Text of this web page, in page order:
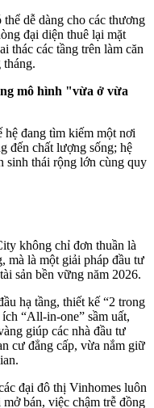
dễ dàng cho các thương
đại diện thuê lại mặt
thác các tầng trên làm căn
tháng.
mô hình "vừa ở vừa
hệ đang tìm kiếm một nơi
đến chất lượng sống; hệ
sinh thái rộng lớn cùng quy
không chỉ đơn thuần là
mà là một giải pháp đầu tư
sản bền vững năm 2026.
hạ tầng, thiết kế “2 trong
“All-in-one” sầm uất,
giúp các nhà đầu tư
cư đẳng cấp, vừa nắm giữ
đại đô thị Vinhomes luôn
bán, việc chậm trễ đồng